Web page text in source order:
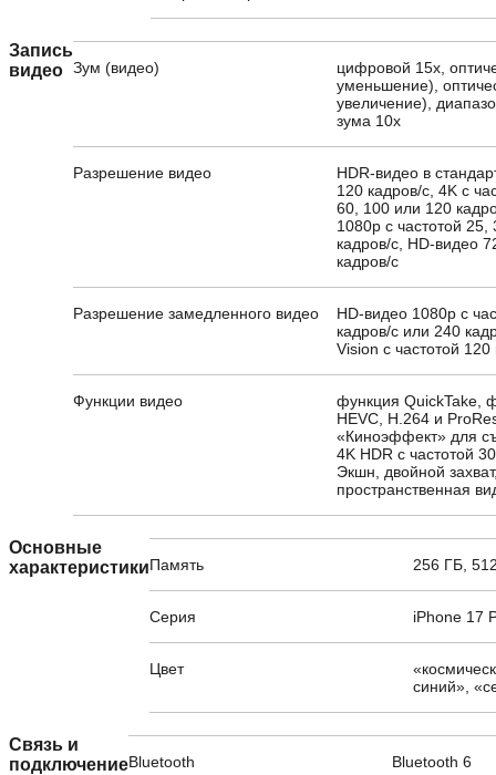
Запись
видео Зум (видео)
цифровой 15х,
уменьшение),
увеличение),
зума 10x
Разрешение видео
HDR-видео в
120 кадров/с, 4K с
60, 100 или 120
1080p с частотой
кадров/с, HD-видео
кадров/с
Разрешение замедленного видео
HD-видео 1080p с
кадров/с или 240
Vision с частотой 120
Функции видео
функция QuickTake,
HEVC, H.264 и
«Киноэффект» для
4K HDR с частотой
Экшн, двойной
пространственная
Основные
характеристикиПамять 256 ГБ,
Серия iPhone 17
Цвет
синий»,
Связь и
подключениеBluetooth Bluetooth 6